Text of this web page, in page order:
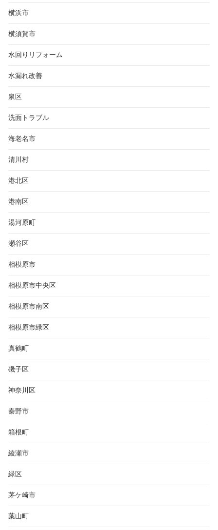
横浜市
横須賀市
水回りリフォーム
水漏れ改善
泉区
洗面トラブル
海老名市
清川村
港北区
港南区
湯河原町
瀬谷区
相模原市
相模原市中央区
相模原市南区
相模原市緑区
真鶴町
磯子区
神奈川区
秦野市
箱根町
綾瀬市
緑区
茅ケ崎市
葉山町